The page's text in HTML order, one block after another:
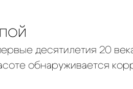
десятилетия 20
обнаруживается